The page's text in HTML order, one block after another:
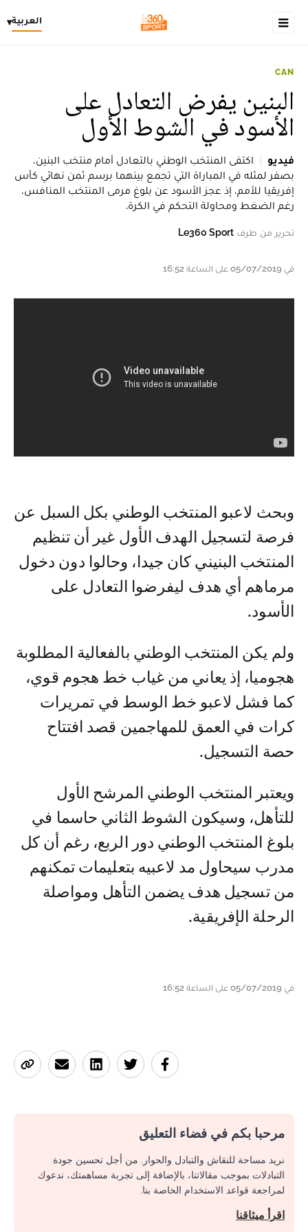
العربية▾
CAN
البنين يفرض التعادل على
الأسود في الشوط الأول
فيديو
اكتفى المنتخب الوطني بالتعادل أمام منتخب البنين،
بصفر لمثله في المباراة التي تجمع بينهما برسم ثمن نهائي كأس
إفريقيا للأمم، إذ عجز الأسود عن بلوغ مرمى المنتخب المنافس،
رغم الضغط ومحاولة التحكم في الكرة.
تحرير من طرف Le360 Sport
في 05/07/2019 على الساعة 16:52
وبحث لاعبو المنتخب الوطني بكل السبل عن
فرصة لتسجيل الهدف الأول غير أن تنظيم
المنتخب البنيني كان جيدا، وحالوا دون دخول
مرماهم أي هدف ليفرضوا التعادل على
الأسود.
ولم يكن المنتخب الوطني بالفعالية المطلوبة
هجوميا، إذ يعاني من غياب خط هجوم قوي،
كما فشل لاعبو خط الوسط في تمريرات
كرات في العمق للمهاجمين قصد افتتاح
حصة التسجيل.
ويعتبر المنتخب الوطني المرشح الأول
للتأهل، وسيكون الشوط الثاني حاسما في
بلوغ المنتخب الوطني دور الربع، رغم أن كل
مدرب سيحاول مد لاعبيه بتعليمات تمكنهم
من تسجيل هدف يضمن التأهل ومواصلة
الرحلة الإفريقية.
في 05/07/2019 على الساعة 16:52
مرحبا بكم في فضاء التعليق
نريد مساحة للنقاش والتبادل والحوار. من أجل تحسين جودة
التبادلات بموجب مقالاتنا، بالإضافة إلى تجربة مساهمتك، ندعوك
لمراجعة قواعد الاستخدام الخاصة بنا.
اقرأ ميثاقنا